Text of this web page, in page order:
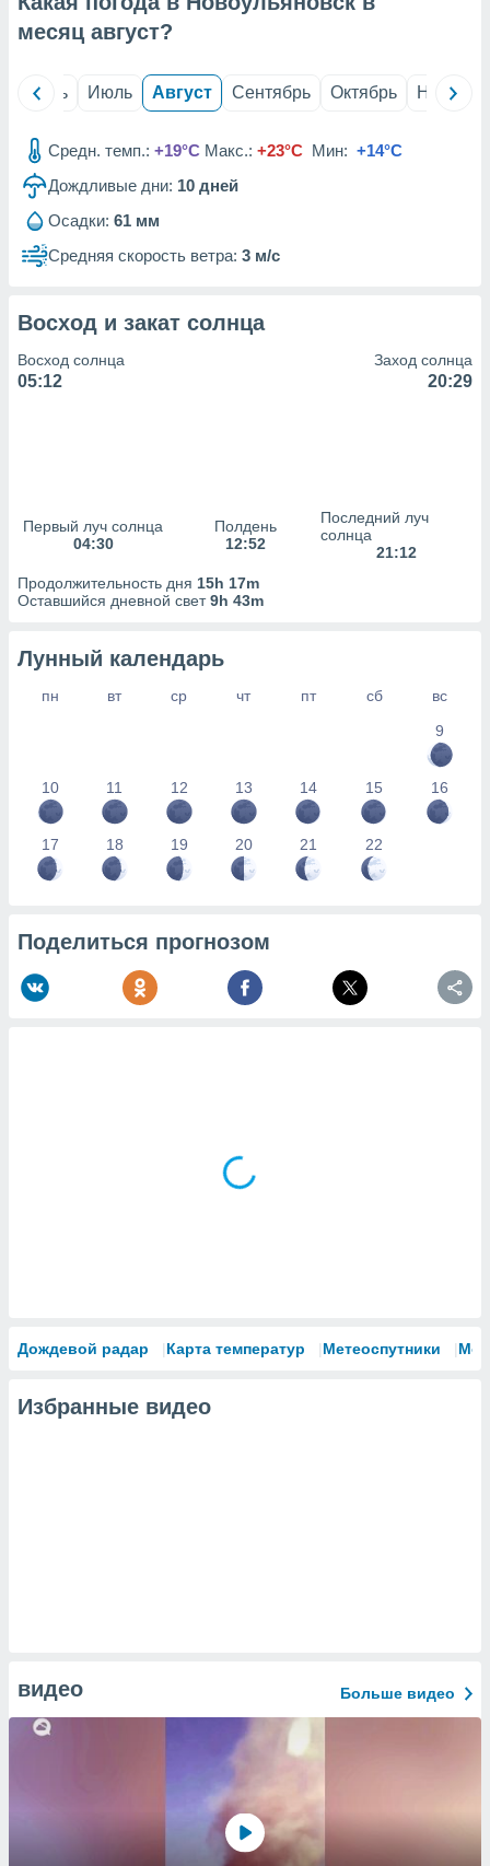
из
данных
наших 1199
месяц август?
Июнь Июль Август Сентябрь Октябрь Ноябрь
Средн. темп.: +19°C Макс.: +23°C Мин: +14°C
Дождливые дни: 10 дней
Осадки: 61 мм
Средняя скорость ветра: 3 м/с
Восход и закат солнца
Восход солнца
05:12
Заход солнца
20:29
Первый луч солнца
04:30
Полдень
12:52
Последний луч
солнца
21:12
Продолжительность дня 15h 17m
Оставшийся дневной свет9h 43m
Лунный календарь
пн вт ср чт пт сб
вс
9
10 11 12 13 14 15 16
17 18 19 20 21 22
Поделиться прогнозом
Дождевой радар Карта температур Метеоспутники
Избранные видео
видео Больше видео